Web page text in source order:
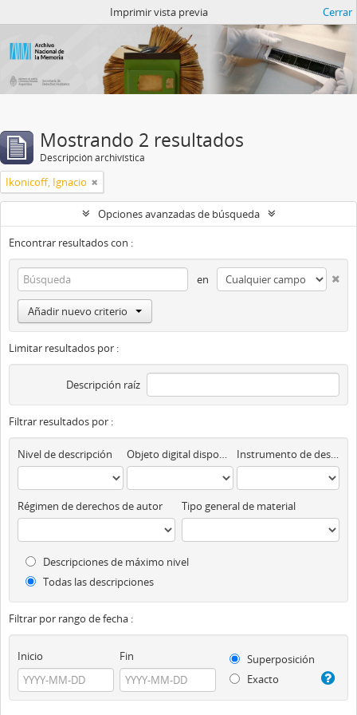
Imprimir vista previa Cerrar
Mostrando 2 resultados
Descripción archivística
Ikonicoff, Ignacio
Opciones avanzadas de búsqueda
Encontrar resultados con :
en
Añadir nuevo criterio
Limitar resultados por :
Descripción raíz
Filtrar resultados por :
Nivel de descripción Objeto digital disponibles Instrumento de descripción
Régimen de derechos de autor Tipo general de material
Descripciones de máximo nivel
Todas las descripciones
Filtrar por rango de fecha :
Inicio Fin
Superposición
Exacto